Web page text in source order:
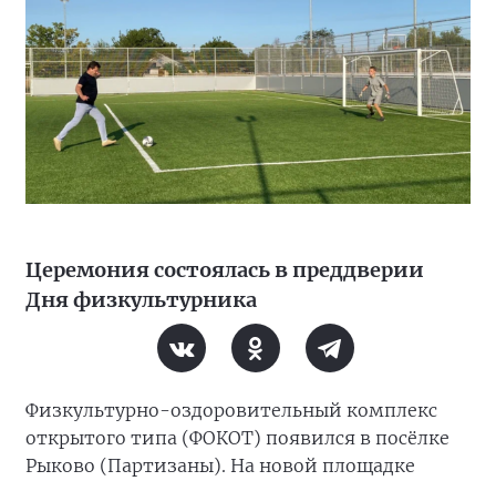
Церемония состоялась в преддверии
Дня физкультурника
Физкультурно-оздоровительный комплекс
открытого типа (ФОКОТ) появился в посёлке
Рыково (Партизаны). На новой площадке